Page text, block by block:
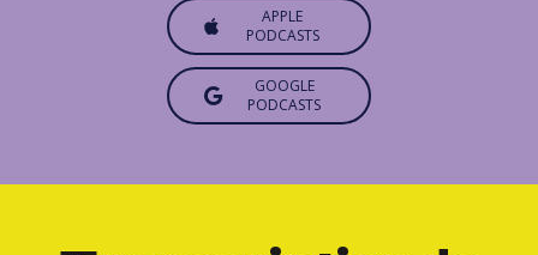
APPLE
PODCASTS
GOOGLE
PODCASTS